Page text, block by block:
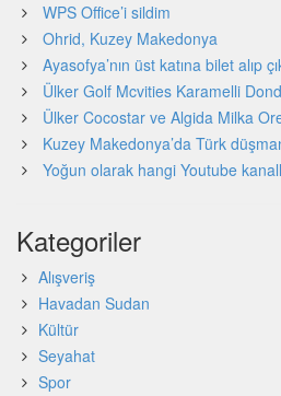
WPS Office’i sildim
Ohrid, Kuzey Makedonya
Ayasofya’nın üst katına bilet alıp
Ülker Golf Mcvities Karamelli
Ülker Cocostar ve Algida Milka
Kuzey Makedonya’da Türk
Yoğun olarak hangi Youtube
Kategoriler
Alışveriş
Havadan Sudan
Kültür
Seyahat
Spor